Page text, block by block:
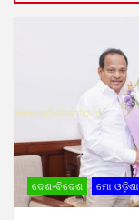
ଦେଶ-ବିଦେଶ ମୋ ଓଡ଼ିଶା